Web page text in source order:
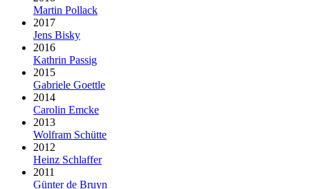
Martin Pollack
2017
Jens Bisky
2016
Kathrin Passig
2015
Gabriele Goettle
2014
Carolin Emcke
2013
Wolfram Schütte
2012
Heinz Schlaffer
2011
Günter de Bruyn